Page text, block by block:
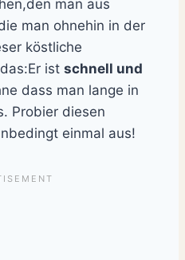
den man aus
man ohnehin in der
köstliche
Er ist schnell und
dass man lange in
Probier diesen
einmal aus!